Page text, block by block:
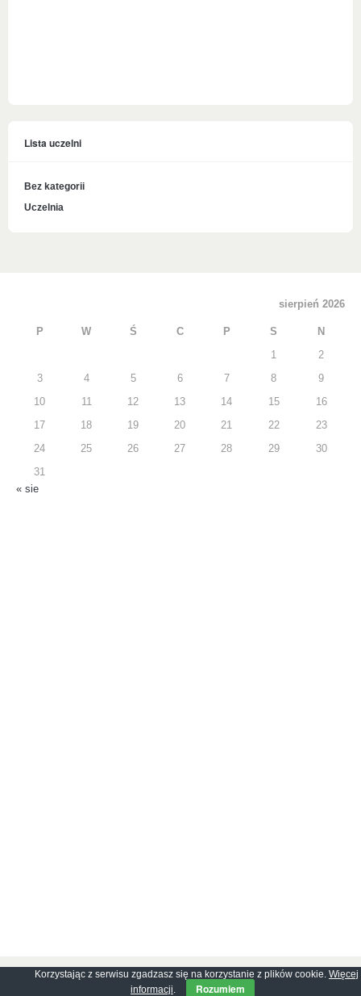
Lista uczelni
Bez kategorii
Uczelnia
sierpień 2026
P W Ś C P S N
1 2
3 4 5 6 7 8 9
10 11 12 13 14 15 16
17 18 19 20 21 22 23
24 25 26 27 28 29 30
31
« sie
Copyright © 2026GhostPool.com. All rights reserved.
Korzystając z serwisu zgadzasz się na korzystanie z plików cookie. Więcej
informacji. Rozumiem